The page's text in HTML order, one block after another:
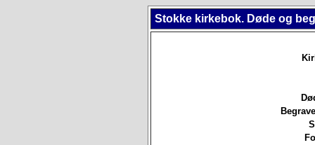
Stokke kirkebok. Døde og